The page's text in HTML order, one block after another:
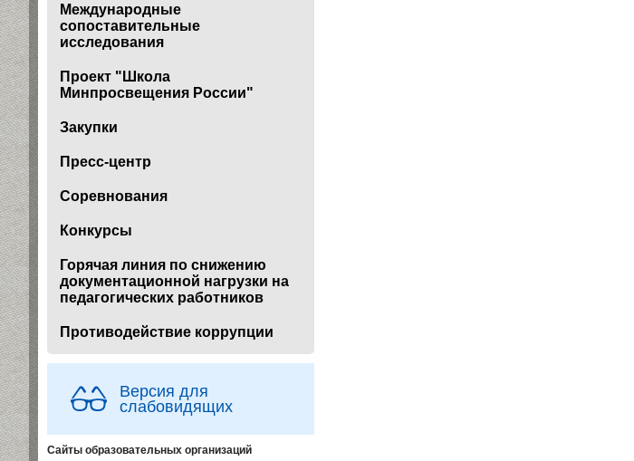
Международные
сопоставительные
исследования
Проект "Школа
Минпросвещения России"
Закупки
Пресс-центр
Соревнования
Конкурсы
Горячая линия по снижению
документационной нагрузки на
педагогических работников
Противодействие коррупции
Версия для
слабовидящих
Сайты образовательных организаций